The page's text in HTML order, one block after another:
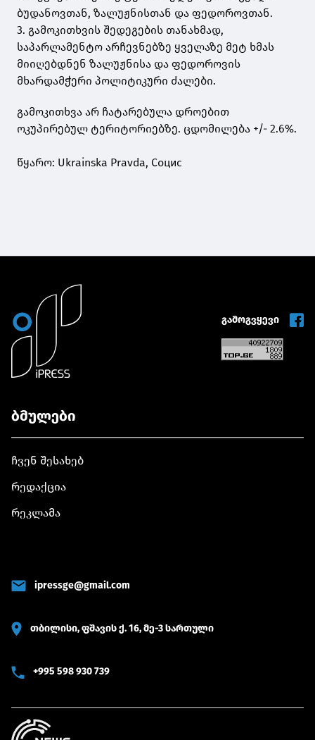
ბუდანოვთან, ზალუჟნისთან და ფედოროვთან.
3. გამოკითხვის შედეგების თანახმად,
საპარლამენტო არჩევნებზე ყველაზე მეტ ხმას
მიიღებდნენ ზალუჟნისა და ფედოროვის
მხარდამჭერი პოლიტიკური ძალები.
გამოკითხვა არ ჩატარებულა დროებით
ოკუპირებულ ტერიტორიებზე. ცდომილება +/- 2.6%.
წყარო: Ukrainska Pravda, Социс
გამოგვყევი
ბმულები
ჩვენ შესახებ
რედაქცია
რეკლამა
ipressge@gmail.com
თბილისი, ფშავის ქ. 16, მე-3 სართული
+995 598 930 739